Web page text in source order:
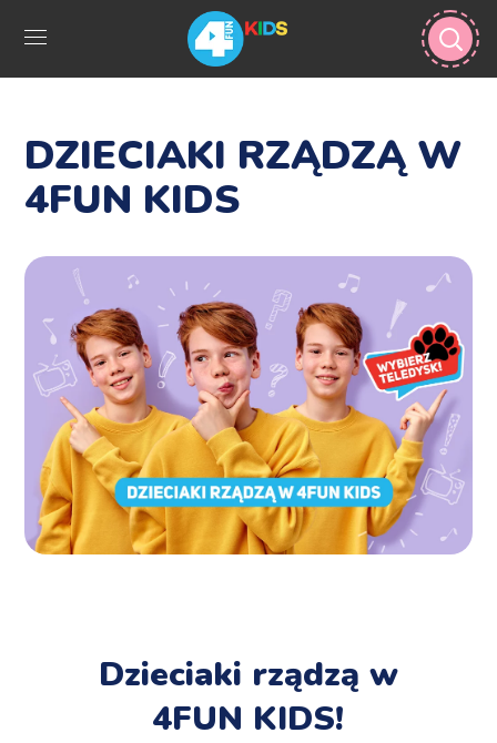
DZIECIAKI RZĄDZĄ W
4FUN KIDS
Dzieciaki rządzą w
4FUN KIDS!